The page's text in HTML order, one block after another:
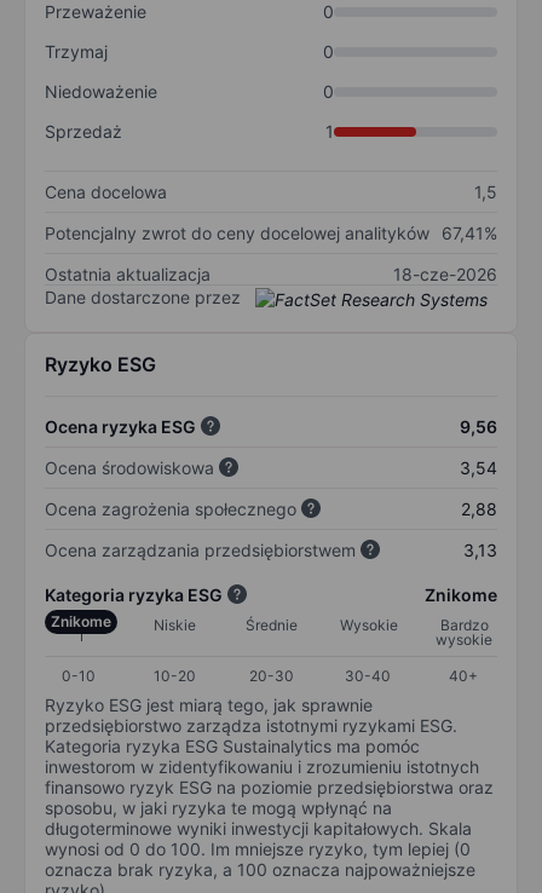
Przeważenie
0
Trzymaj
0
Niedoważenie
0
Sprzedaż
1
Cena docelowa
1,5
Potencjalny zwrot do ceny docelowej analityków
67,41%
Ostatnia aktualizacja
18-cze-2026
Dane dostarczone przez
Ryzyko ESG
Ocena ryzyka ESG
9,56
Ocena środowiskowa
3,54
Ocena zagrożenia społecznego
2,88
Ocena zarządzania przedsiębiorstwem
3,13
Kategoria ryzyka ESG Znikome
Znikome Niskie Średnie Wysokie
Bardzo
wysokie
0-10
10-20 20-30 30-40 40+
Ryzyko ESG jest miarą tego, jak sprawnie
przedsiębiorstwo zarządza istotnymi ryzykami ESG.
Kategoria ryzyka ESG Sustainalytics ma pomóc
inwestorom w zidentyfikowaniu i zrozumieniu istotnych
finansowo ryzyk ESG na poziomie przedsiębiorstwa oraz
sposobu, w jaki ryzyka te mogą wpłynąć na
długoterminowe wyniki inwestycji kapitałowych. Skala
wynosi od 0 do 100. Im mniejsze ryzyko, tym lepiej (0
oznacza brak ryzyka, a 100 oznacza najpoważniejsze